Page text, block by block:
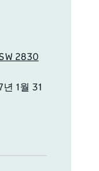
2830
1월 31